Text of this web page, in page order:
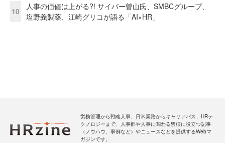
10
人事の価値は上がる?! サイバー曽山氏、SMBCグループ、
塩野義製薬、江崎グリコが語る「AI×HR」
労務管理から戦略人事、日常業務からキャリアパス、HRテ
クノロジーまで、人事部や人事に関わる皆様に役立つ記事
（ノウハウ、事例など）やニュースなどを提供するWebマ
ガジンです。